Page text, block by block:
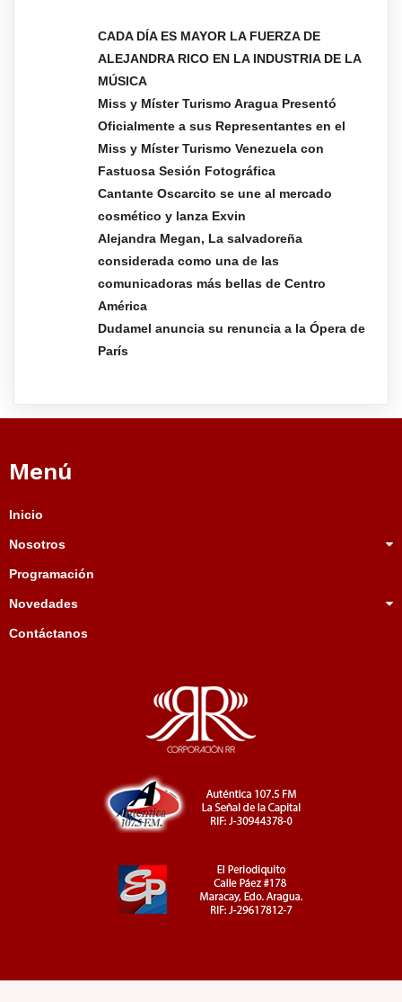
CADA DÍA ES MAYOR LA FUERZA DE
ALEJANDRA RICO EN LA INDUSTRIA DE LA
MÚSICA
Miss y Míster Turismo Aragua Presentó
Oficialmente a sus Representantes en el
Miss y Míster Turismo Venezuela con
Fastuosa Sesión Fotográfica
Cantante Oscarcito se une al mercado
cosmético y lanza Exvin
Alejandra Megan, La salvadoreña
considerada como una de las
comunicadoras más bellas de Centro
América
Dudamel anuncia su renuncia a la Ópera de
París
Menú
Inicio
Nosotros
Programación
Novedades
Contáctanos